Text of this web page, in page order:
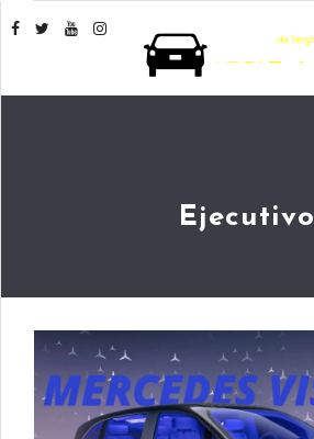
Ejecutivo